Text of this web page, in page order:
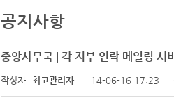
연혁
조직도
공지사항
중앙사무국 | 각 지부 연락 메일링 서
작성자 최고관리자 14-06-16 17:23